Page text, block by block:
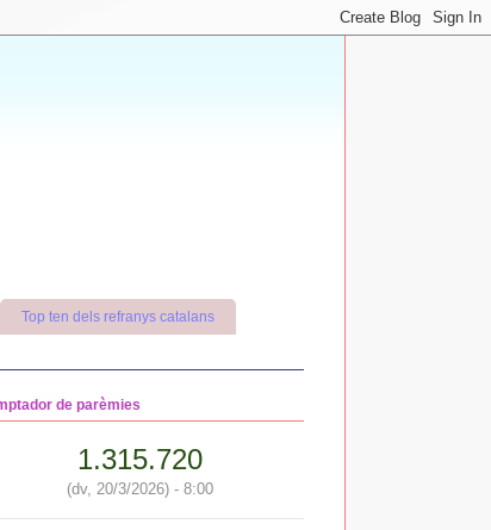
Top ten dels refranys catalans
de parèmies
1.315.720
(dv, 20/3/2026) - 8:00